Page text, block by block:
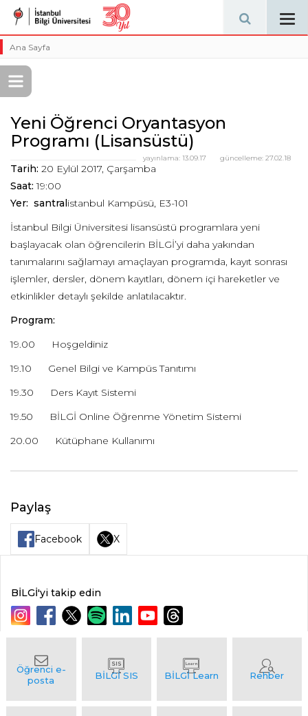
Ana Sayfa
Yeni Öğrenci Oryantasyon
Programı (Lisansüstü)
güncelleme: 27.02.18
yayınlama: 13.09.17
Tarih: 20 Eylül 2017, Çarşamba
Saat: 19:00
Yer: santralistanbul Kampüsü, E3-101
İstanbul Bilgi Üniversitesi lisansüstü programlara yeni
başlayacak olan öğrencilerin BİLGİ’yi daha yakından
tanımalarını sağlamayı amaçlayan programda, kayıt sonrası
işlemler, dersler, dönem kayıtları, dönem içi hareketler ve
etkinlikler detaylı şekilde anlatılacaktır.
Program:
19.00 Hoşgeldiniz
19.10 Genel Bilgi ve Kampüs Tanıtımı
19.30 Ders Kayıt Sistemi
19.50 BİLGİ Online Öğrenme Yönetim Sistemi
20.00 Kütüphane Kullanımı
Paylaş
Facebook X
BİLGİ'yi takip edin